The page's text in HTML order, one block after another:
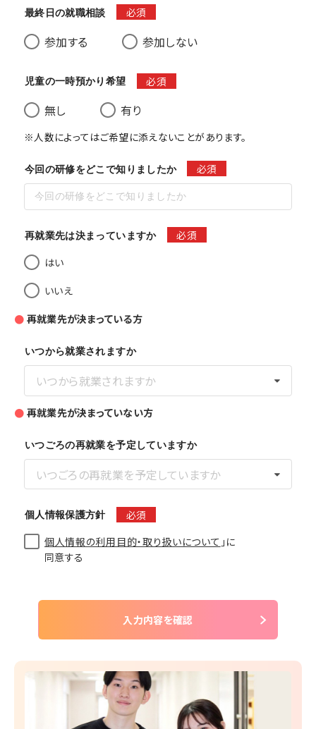
最終日の就職相談 必須
参加する 参加しない
児童の一時預かり希望 必須
無し 有り
※人数によってはご希望に添えないことがあります。
今回の研修をどこで知りましたか 必須
再就業先は決まっていますか
必須
はい
いいえ
● 再就業先が決まっている方
いつから就業されますか
いつから就業されますか
● 再就業先が決まっていない方
いつごろの再就業を予定していますか
いつごろの再就業を予定していますか
個人情報保護方針
必須
個人情報の利用目的・取り扱いについて 」に
同意する
入力内容を確認